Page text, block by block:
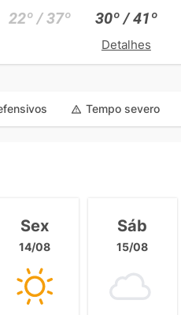
22º / 37º 30º / 41º
Detalhes
Tempo severo
Sex
14/08
Sáb
15/08